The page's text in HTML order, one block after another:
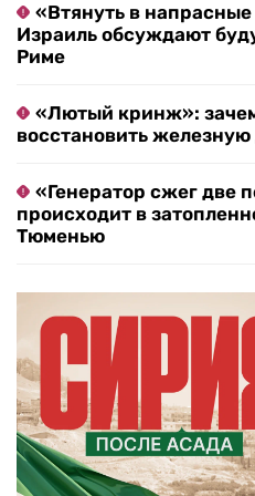
«Втянуть в
Израиль обсуждают
Риме
«Лютый кринж»:
восстановить
«Генератор сжег две
происходит в
Тюменью